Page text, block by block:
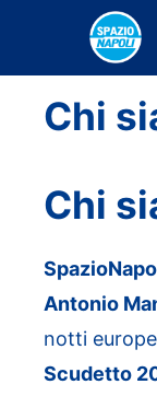
Chi
Chi
Antonio
notti
Scudetto